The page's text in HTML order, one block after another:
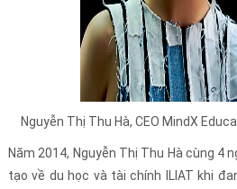
​​​​​​Nguyễn Thị Thu Hà, CEO MindX
Năm 2014, Nguyễn Thị Thu Hà cùng 4
tạo về du học và tài chính ILIAT khi